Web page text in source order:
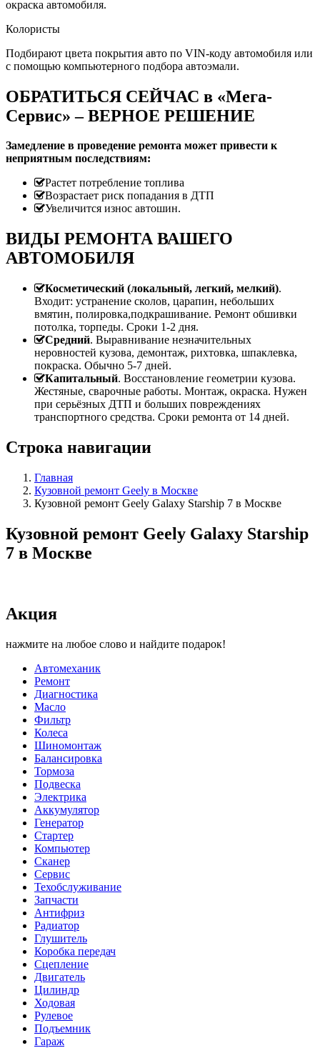
окраска автомобиля.
Колористы
Подбирают цвета покрытия авто по VIN-коду автомобиля или
с помощью компьютерного подбора автоэмали.
ОБРАТИТЬСЯ СЕЙЧАС в «Мега-
Сервис» – ВЕРНОЕ РЕШЕНИЕ
Замедление в проведение ремонта может привести к
неприятным последствиям:
Растет потребление топлива
Возрастает риск попадания в ДТП
Увеличится износ автошин.
ВИДЫ РЕМОНТА ВАШЕГО
АВТОМОБИЛЯ
Косметический (локальный, легкий, мелкий).
Входит: устранение сколов, царапин, небольших
вмятин, полировка,подкрашивание. Ремонт обшивки
потолка, торпеды. Сроки 1-2 дня.
Средний. Выравнивание незначительных
неровностей кузова, демонтаж, рихтовка, шпаклевка,
покраска. Обычно 5-7 дней.
Капитальный. Восстановление геометрии кузова.
Жестяные, сварочные работы. Монтаж, окраска. Нужен
при серьёзных ДТП и больших повреждениях
транспортного средства. Сроки ремонта от 14 дней.
Строка навигации
Главная
Кузовной ремонт Geely в Москве
Кузовной ремонт Geely Galaxy Starship 7 в Москве
Кузовной ремонт Geely Galaxy Starship
7 в Москве
Акция
нажмите на любое слово и найдите подарок!
Автомеханик
Ремонт
Диагностика
Масло
Фильтр
Колеса
Шиномонтаж
Балансировка
Тормоза
Подвеска
Электрика
Аккумулятор
Генератор
Стартер
Компьютер
Сканер
Сервис
Техобслуживание
Запчасти
Антифриз
Радиатор
Глушитель
Коробка передач
Сцепление
Двигатель
Цилиндр
Ходовая
Рулевое
Подъемник
Гараж